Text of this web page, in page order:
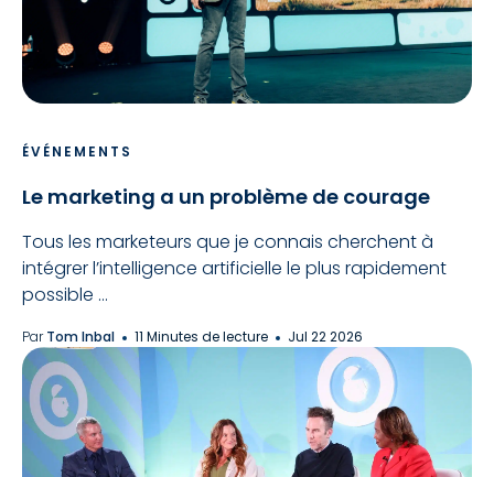
ÉVÉNEMENTS
Le marketing a un problème de courage
Tous les marketeurs que je connais cherchent à
intégrer l’intelligence artificielle le plus rapidement
possible ...
ParTom Inbal 11 Minutes de lecture Jul 22 2026